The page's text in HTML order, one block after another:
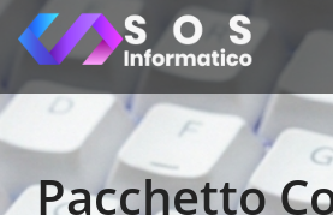
Pacchetto